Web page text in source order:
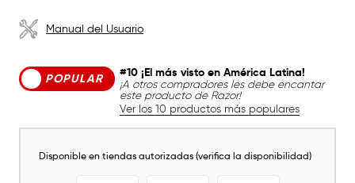
Manual del Usuario
POPULAR
#10 ¡El más visto en América Latina!
¡A otros compradores les debe encantar
este producto de Razor!
Ver los 10 productos más populares
Disponible en tiendas autorizadas (verifica la disponibilidad)